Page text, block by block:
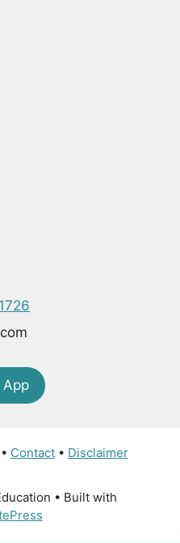
App
Contact• Disclaimer
• Built with